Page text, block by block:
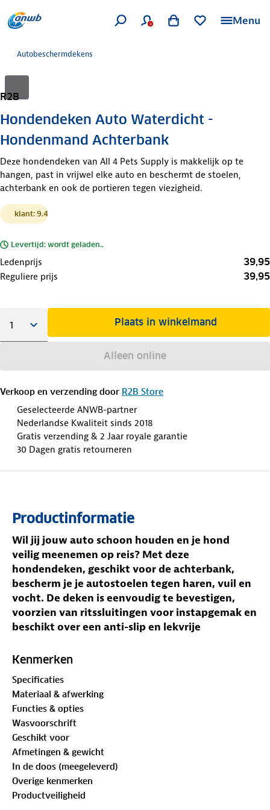
Menu
Autobeschermdekens
R2B
Hondendeken Auto Waterdicht -
Hondenmand Achterbank
Deze hondendeken van All 4 Pets Supply is makkelijk op te
hangen, past in vrijwel elke auto en beschermt de stoelen,
achterbank en ook de portieren tegen viezigheid.
klant: 9.4
Levertijd: wordt geladen..
Ledenprijs 39,95
Reguliere prijs 39,95
Plaats in winkelmand
Alleen online
Verkoop en verzending door R2B Store
Geselecteerde ANWB-partner
Nederlandse Kwaliteit sinds 2018
Gratis verzending & 2 Jaar royale garantie
30 Dagen gratis retourneren
Productinformatie
Wil jij jouw auto schoon houden en je hond
veilig meenemen op reis? Met deze
hondendeken, geschikt voor de achterbank,
bescherm je je autostoelen tegen haren, vuil en
vocht. De deken is eenvoudig te bevestigen,
voorzien van ritssluitingen voor instapgemak en
beschikt over een anti-slip en lekvrije
je hond veilig op zijn plek blijft tijdens de rit!
Jouw voordelen met deze hondendeken:
Optimale bescherming
en krassen op de achterbank en portieren.
Waterafstotend en lekvrij
schoon, zelfs bij ongelukjes.
Anti-slip onderkant
tijdens de rit.
Ritssluitingen en zijpanelen
instappen en extra bescherming voor de
Kenmerken
Specificaties
Materiaal & afwerking
Functies & opties
Wasvoorschrift
Geschikt voor
Afmetingen & gewicht
In de doos (meegeleverd)
Overige kenmerken
Productveiligheid